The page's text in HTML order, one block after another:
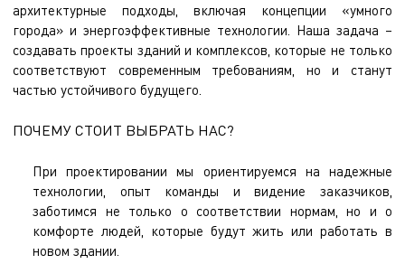
архитектурные подходы, включая концепции «умного
города» и энергоэффективные технологии. Наша задача –
создавать проекты зданий и комплексов, которые не только
соответствуют современным требованиям, но и станут
частью устойчивого будущего.
ПОЧЕМУ СТОИТ ВЫБРАТЬ НАС?
При проектировании мы ориентируемся на надежные
технологии, опыт команды и видение заказчиков,
заботимся не только о соответствии нормам, но и о
комфорте людей, которые будут жить или работать в
новом здании.